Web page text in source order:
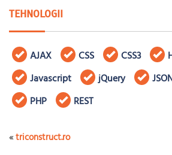
TEHNOLOGII
AJAX CSS CSS3
Javascript
jQuery
PHP
REST
«triconstruct.ro